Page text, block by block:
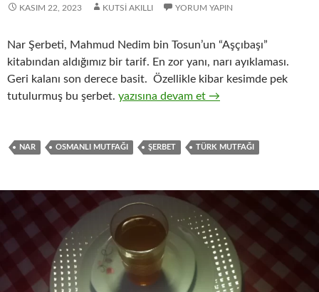
KASIM 22, 2023 KUTSI AKILLI YORUM YAPIN
Nar Şerbeti, Mahmud Nedim bin Tosun’un “Aşçıbaşı”
kitabından aldığımız bir tarif. En zor yanı, narı ayıklaması.
Geri kalanı son derece basit. Özellikle kibar kesimde pek
tutulurmuş bu şerbet. NAR ŞERBETİ
yazısına devam et →
NAR OSMANLI MUTFAĞI ŞERBET TÜRK MUTFAĞI